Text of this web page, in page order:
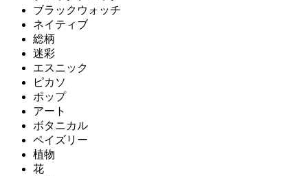
ブラックウォッチ
ネイティブ
総柄
迷彩
エスニック
ピカソ
ポップ
アート
ボタニカル
ペイズリー
植物
花